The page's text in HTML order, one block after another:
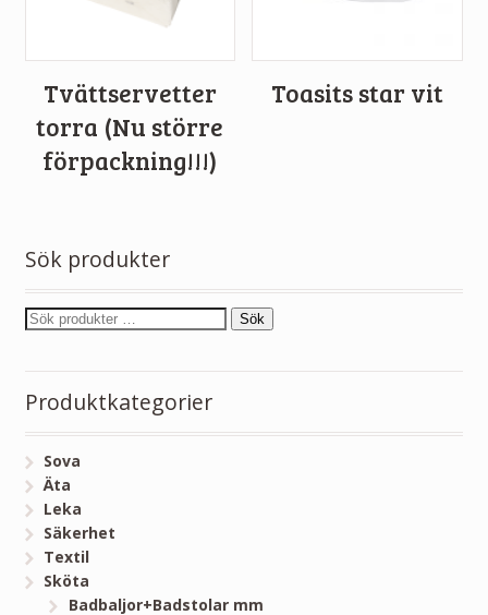
Tvättservetter
torra (Nu större
förpackning!!!)
Toasits star vit
Sök produkter
Sök
Produktkategorier
Sova
Äta
Leka
Säkerhet
Textil
Sköta
Badbaljor+Badstolar mm